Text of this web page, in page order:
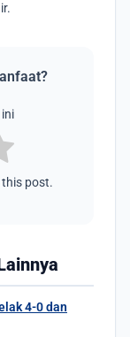
post.
4-0 dan